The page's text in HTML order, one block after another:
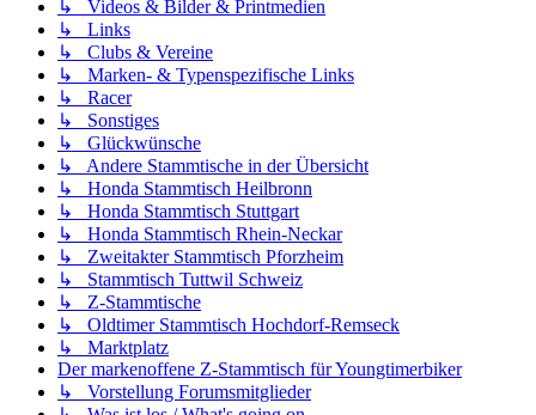
↳ Videos & Bilder & Printmedien
↳ Links
↳ Clubs & Vereine
↳ Marken- & Typenspezifische Links
↳ Racer
↳ Sonstiges
↳ Glückwünsche
↳ Andere Stammtische in der Übersicht
↳ Honda Stammtisch Heilbronn
↳ Honda Stammtisch Stuttgart
↳ Honda Stammtisch Rhein-Neckar
↳ Zweitakter Stammtisch Pforzheim
↳ Stammtisch Tuttwil Schweiz
↳ Z-Stammtische
↳ Oldtimer Stammtisch Hochdorf-Remseck
↳ Marktplatz
Der markenoffene Z-Stammtisch für Youngtimerbiker
↳ Vorstellung Forumsmitglieder